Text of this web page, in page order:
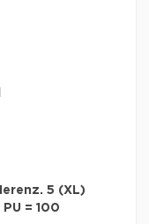
5 (XL)
= 100